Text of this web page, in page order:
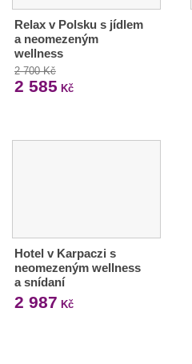
Relax v Polsku s jídlem
a neomezeným
wellness
2 700 Kč
2 585 Kč
Hotel v Karpaczi s
neomezeným wellness
a snídaní
2 987 Kč